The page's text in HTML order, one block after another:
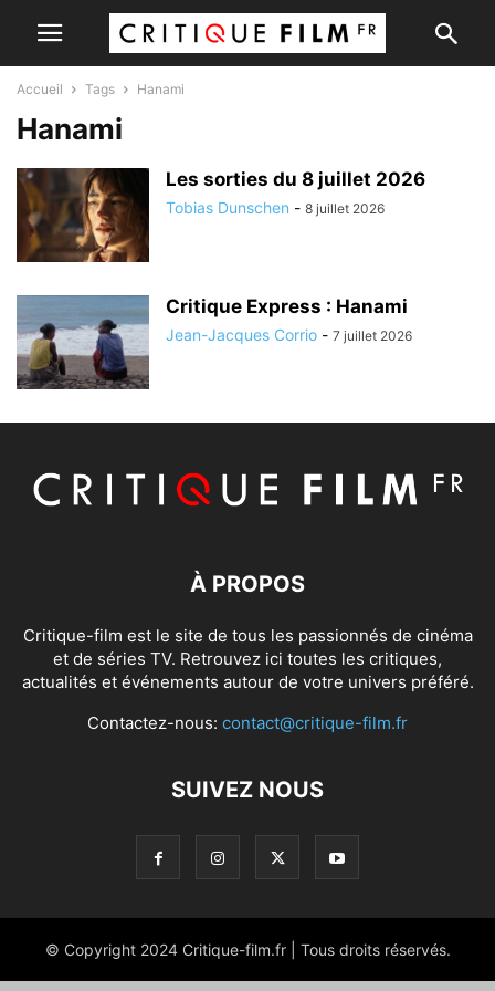
Accueil Tags Hanami
Hanami
Les sorties du 8 juillet 2026
Tobias Dunschen - 8 juillet 2026
Critique Express : Hanami
Jean-Jacques Corrio - 7 juillet 2026
À PROPOS
Critique-film est le site de tous les passionnés de cinéma
et de séries TV. Retrouvez ici toutes les critiques,
actualités et événements autour de votre univers préféré.
Contactez-nous: contact@critique-film.fr
SUIVEZ NOUS
© Copyright 2024 Critique-film.fr | Tous droits réservés.